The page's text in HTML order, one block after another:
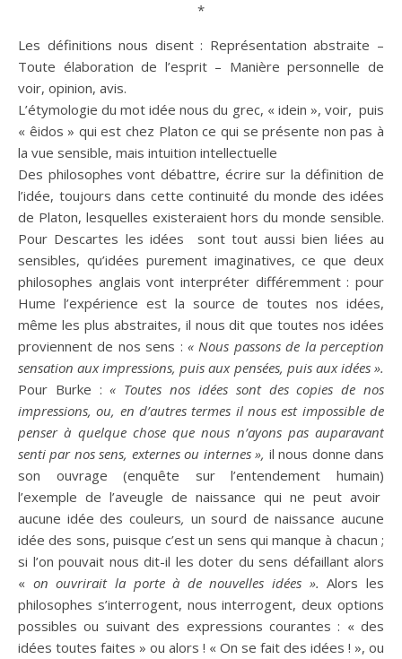
*
Les définitions nous disent : Représentation abstraite –
Toute élaboration de l’esprit – Manière personnelle de
voir, opinion, avis.
L’étymologie du motidée nous du grec, « idein », voir, puis
« êidos » qui est chez Platon ce qui se présente non pas à
la vue sensible, mais intuition intellectuelle
Des philosophes vont débattre, écrire sur la définition de
l’idée, toujours dans cette continuité du monde des idées
de Platon, lesquelles existeraient hors du monde sensible.
Pour Descartes les idées sont tout aussibien liées au
sensibles, qu’idées purement imaginatives, ce que deux
philosophes anglais vont interpréter différemment : pour
Hume l’expérience est la source de toutes nos idées,
même les plus abstraites, il nous dit que toutes nos idées
proviennent de nos sens : « Nous passons de la perception
sensation aux impressions, puis aux pensées, puis aux idées ».
Pour Burke : « Toutes nos idées sont des copies de nos
impressions, ou, en d’autres termes il nous est impossible de
penser à quelque chose que nous n’ayons pas auparavant
senti par nos sens, externes ou internes », il nous donne dans
son ouvrage (enquête sur l’entendement humain)
l’exemple de l’aveugle de naissance qui ne peut avoir
aucune idée des couleurs, un sourd de naissance aucune
idée des sons, puisque c’est un sens qui manque à chacun ;
si l’on pouvait nous dit-il les doter du sens défaillant alors
« on ouvrirait la porte à de nouvelles idées ».Alors les
philosophes s’interrogent, nous interrogent, deux options
possibles ou suivant des expressions courantes : « des
idées toutes faites » ou alors ! « On se fait des idées ! », ou